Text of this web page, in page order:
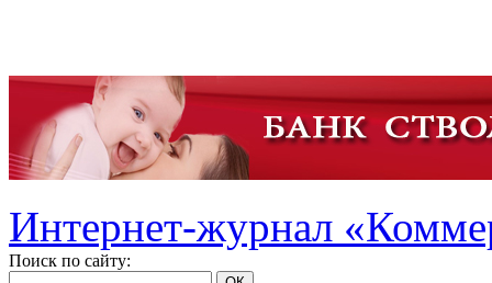
Интернет-журнал
Поиск по сайту: